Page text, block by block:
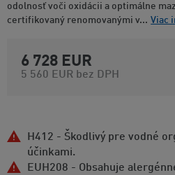
odolnosť voči oxidácii a optimálne
certifikovaný renomovanými v... Viac
6 728 EUR
5 560 EUR bez DPH
H412 - Škodlivý pre vodné
účinkami.
EUH208 - Obsahuje